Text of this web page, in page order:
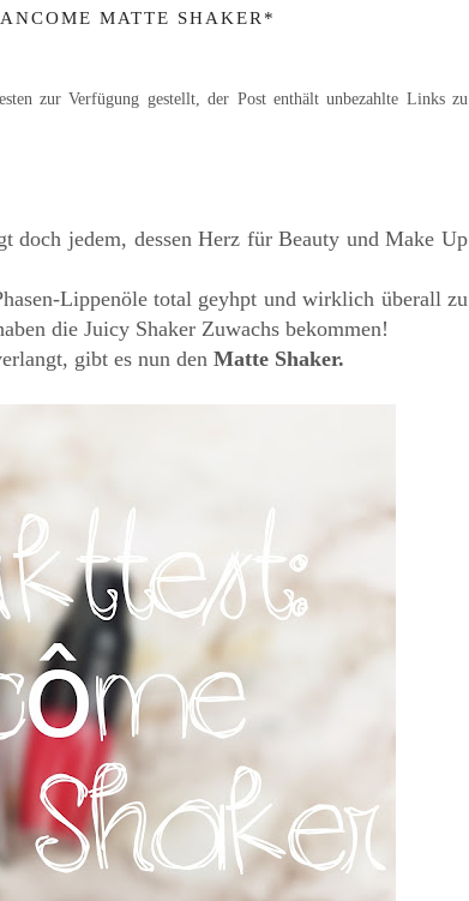
MATTE SHAKER*
zur Verfügung gestellt, der Post enthält unbezahlte Links zu
doch jedem, dessen Herz für Beauty und Make Up
Lippenöle total geyhpt und wirklich überall zu
die Juicy Shaker Zuwachs bekommen!
gibt es nun den Matte Shaker.